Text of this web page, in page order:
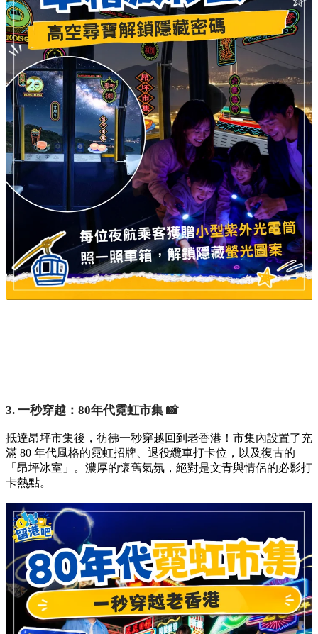
3. 一秒穿越：80年代霓虹市集 📸
抵達昂坪市集後，彷彿一秒穿越回到老香港！市集內設置了充
滿 80 年代風格的霓虹招牌、退役纜車打卡位，以及復古的
「昂坪冰室」。濃厚的懷舊氣氛，絕對是文青與情侶的必影打
卡熱點。